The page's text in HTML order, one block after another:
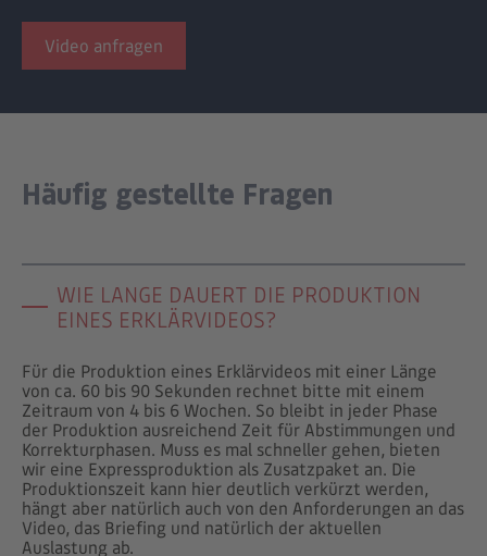
Häufig gestellte Fragen
WIE LANGE DAUERT DIE PRODUKTION
EINES ERKLÄRVIDEOS?
Für die Produktion eines Erklärvideos mit einer Länge
von ca. 60 bis 90 Sekunden rechnet bitte mit einem
Zeitraum von 4 bis 6 Wochen. So bleibt in jeder Phase
der Produktion ausreichend Zeit für Abstimmungen und
Korrekturphasen. Muss es mal schneller gehen, bieten
wir eine Expressproduktion als Zusatzpaket an. Die
Produktionszeit kann hier deutlich verkürzt werden,
hängt aber natürlich auch von den Anforderungen an das
Video, das Briefing und natürlich der aktuellen
Auslastung ab.